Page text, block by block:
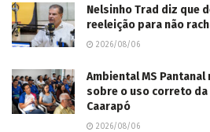
Nelsinho Trad diz que
reeleição para não
2026/08/06
Ambiental MS
sobre o uso correto
Caarapó
2026/08/06